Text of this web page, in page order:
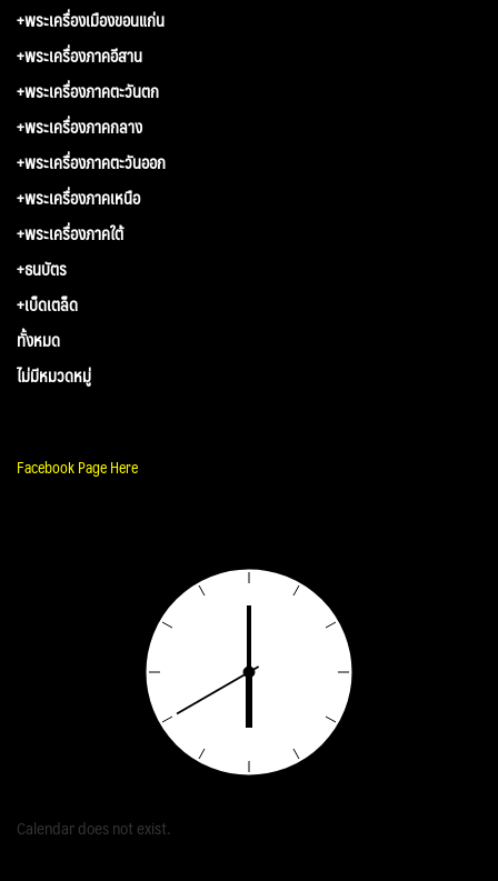
+พระเครื่องเมืองขอนแก่น
+พระเครื่องภาคอีสาน
+พระเครื่องภาคตะวันตก
+พระเครื่องภาคกลาง
+พระเครื่องภาคตะวันออก
+พระเครื่องภาคเหนือ
+พระเครื่องภาคใต้
+ธนบัตร
+เบ็ดเตล็ด
ทั้งหมด
ไม่มีหมวดหมู่
Facebook Page Here
Calendar does not exist.